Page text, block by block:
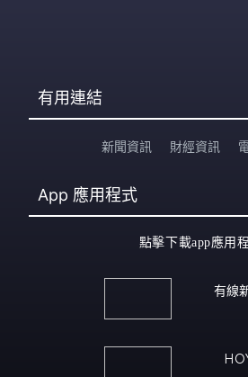
有用連結
新聞資訊 財經資訊
App 應用程式
點擊下載app應用
有線